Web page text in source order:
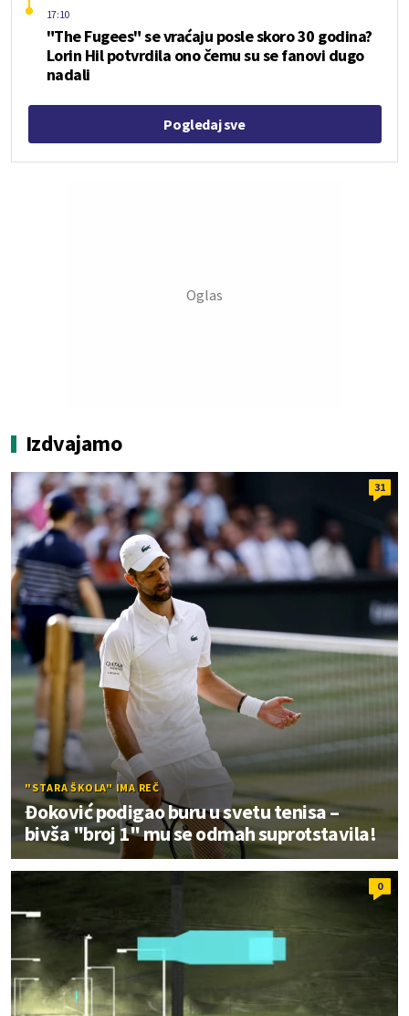
"The Fugees" se vraćaju posle skoro 30 godina?
Lorin Hil potvrdila ono čemu su se fanovi dugo
nadali
17:10
Pogledaj sve
Izdvajamo
31
"STARA ŠKOLA" IMA REČ
Đoković podigao buru u svetu tenisa –
bivša "broj 1" mu se odmah suprotstavila!
0